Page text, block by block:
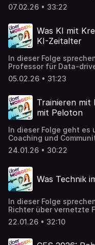
Professor für Data-
die Begeisterung der
weshalb jemand, der
privat deutlich
07.02.26 • 33:22
Was KI mit
KI-Zeitalter
In dieser Folge
Professor für Data-
jenseits von Hype und
ordnen wir ein, wo KI
und Lernen besonders
reagieren. In den
und Favoriten steht
05.02.26 • 31:23
Trainieren mit
mit Peloton
In dieser Folge geht es
Coaching und
Richter sprechen wir
erfasst und warum,
tatsächlich,
24.01.26 • 30:22
Was Technik
In dieser Folge
Richter über vernetzte
Motivation. Wir klären,
wirklich sinnvoll sind,
werfen wir in unseren
22.01.26 • 32:10